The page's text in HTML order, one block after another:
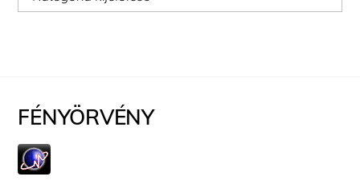
FÉNYÖRVÉNY